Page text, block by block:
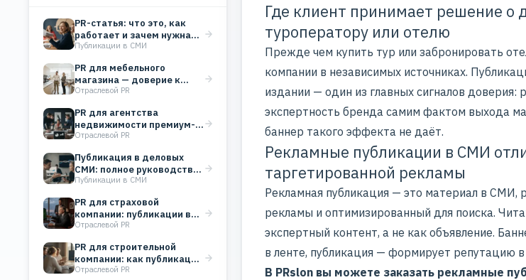
PR-статья: что это, как
работает и зачем нужна
бизнесу
Публикации в СМИ
PR для мебельного
магазина — доверие к
бренду вместо
Отраслевой PR
PR для агентства
недвижимости премиум-
класса: работа со СМИ как
Отраслевой PR
Публикация в деловых
СМИ: полное руководство
для бизнеса
Публикации в СМИ
PR для страховой
компании: публикации в
СМИ строят доверие и…
Отраслевой PR
PR для строительной
компании: как публикации
в СМИ укрепляют
Отраслевой PR
Где клиент принимает решение о
туроператору или отелю
Прежде чем купить тур или забронировать
компании в независимых источниках.
издании — один из главных сигналов доверия:
экспертность бренда самим фактом выхода
баннер такого эффекта не даёт.
Рекламные публикации в СМИ
таргетированной рекламы
Рекламная публикация — это материал в СМИ,
рекламы и оптимизированный для поиска.
экспертный контент, а не как объявление.
в ленте, публикация — формирует репутацию в
В PRslon вы можете заказать рекламные